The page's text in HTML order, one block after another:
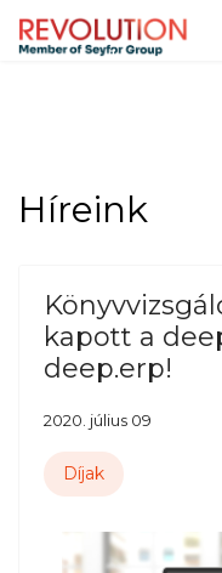
Híreink
kapott a
deep.erp!
2020. július 09
Díjak